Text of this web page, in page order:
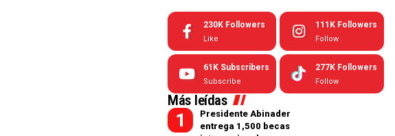
230K Followers
Like
111K Followers
Follow
61K Subscribers
Subscribe
277K Followers
Follow
Más leídas
Presidente Abinader
entrega 1,500 becas